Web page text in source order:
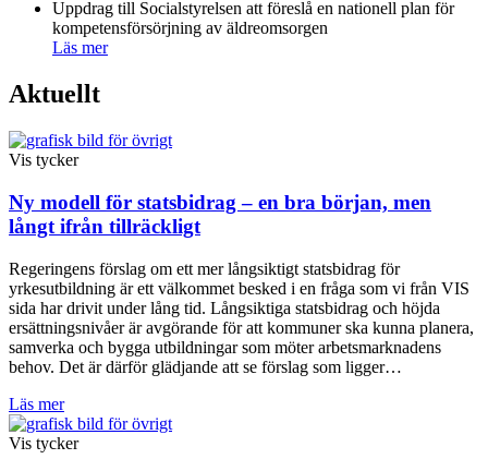
Uppdrag till Socialstyrelsen att föreslå en nationell plan för
kompetensförsörjning av äldreomsorgen
Läs mer
Aktuellt
Vis tycker
Ny modell för statsbidrag – en bra början, men
långt ifrån tillräckligt
Regeringens förslag om ett mer långsiktigt statsbidrag för
yrkesutbildning är ett välkommet besked i en fråga som vi från VIS
sida har drivit under lång tid. Långsiktiga statsbidrag och höjda
ersättningsnivåer är avgörande för att kommuner ska kunna planera,
samverka och bygga utbildningar som möter arbetsmarknadens
behov. Det är därför glädjande att se förslag som ligger…
Läs mer
Vis tycker